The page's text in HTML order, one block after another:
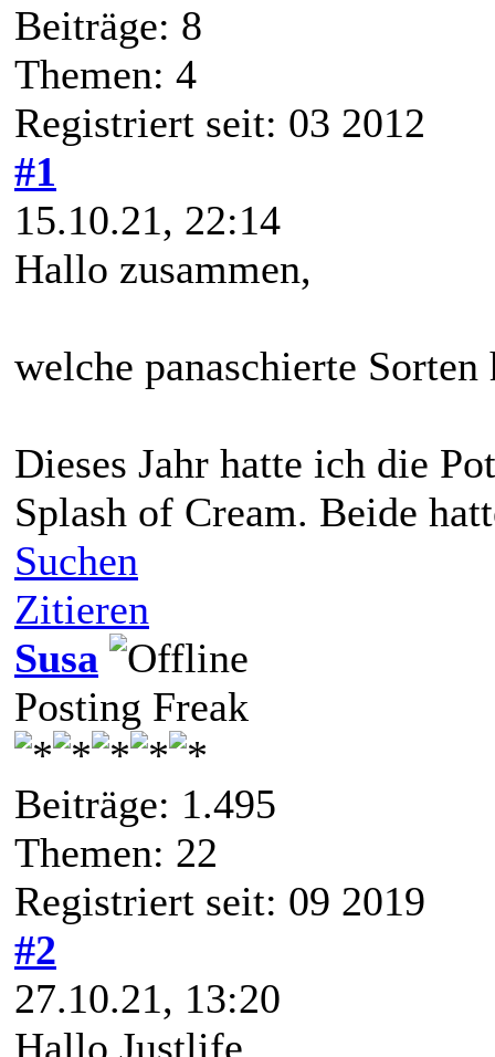
Beiträge: 8
Themen: 4
Registriert seit: 03 2012
#1
15.10.21, 22:14
Hallo zusammen,
welche panaschierte
Dieses Jahr hatte ich die
Splash of Cream. Beide
Suchen
Zitieren
Susa
Posting Freak
Beiträge: 1.495
Themen: 22
Registriert seit: 09 2019
#2
27.10.21, 13:20
Hallo Justlife,